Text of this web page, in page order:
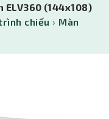
(144x108)
chiếu › Màn